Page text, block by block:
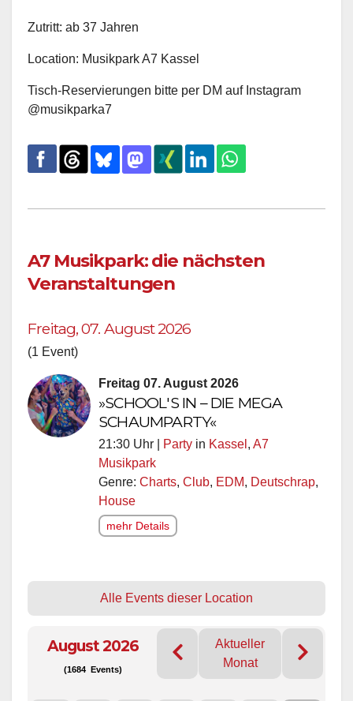
Zutritt: ab 37 Jahren
Location: Musikpark A7 Kassel
Tisch-Reservierungen bitte per DM auf Instagram
@musikparka7
A7 Musikpark: die nächsten
Veranstaltungen
Freitag, 07. August 2026
(1 Event)
Freitag 07. August 2026
»SCHOOL'S IN – DIE MEGA
SCHAUMPARTY«
21:30 Uhr | Party in Kassel , A7
Musikpark
Genre: Charts, Club, EDM, Deutschrap,
House
mehr Details
Alle Events dieser Location
August 2026
(1684 Events)
Aktueller
Monat